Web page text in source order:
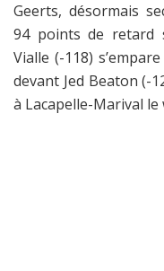
Geerts, désormais
94 points de retard
Vialle (-118)
devant Jed Beaton (-
à Lacapelle-Marival